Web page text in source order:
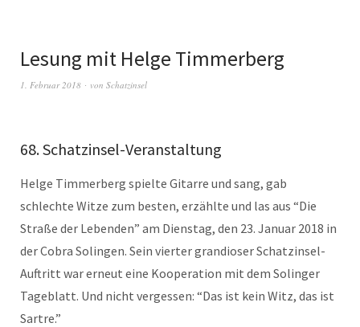
Lesung mit Helge Timmerberg
1. Februar 2018 von Schatzinsel
68. Schatzinsel-Veranstaltung
Helge Timmerberg spielte Gitarre und sang, gab
schlechte Witze zum besten, erzählte und las aus “Die
Straße der Lebenden” am Dienstag, den 23. Januar 2018 in
der Cobra Solingen. Sein vierter grandioser Schatzinsel-
Auftritt war erneut eine Kooperation mit dem Solinger
Tageblatt. Und nicht vergessen: “Das ist kein Witz, das ist
Sartre.”